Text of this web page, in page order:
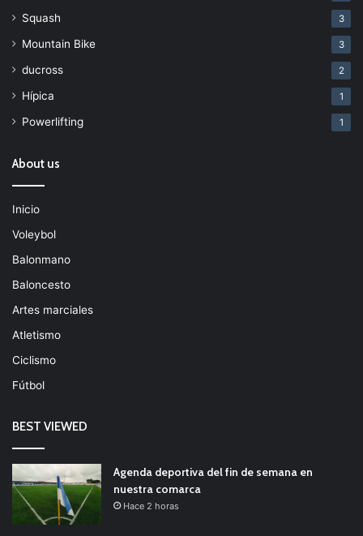
Squash 3
Mountain Bike 3
ducross 2
Hípica 1
Powerlifting 1
About us
Inicio
Voleybol
Balonmano
Baloncesto
Artes marciales
Atletismo
Ciclismo
Fútbol
BEST VIEWED
Agenda deportiva del fin de semana en
nuestra comarca
Hace 2 horas